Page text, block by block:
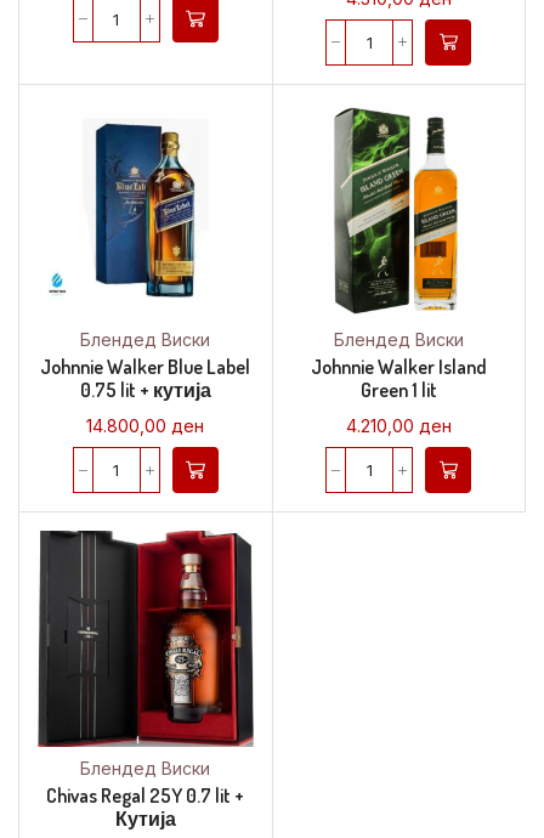
Блендед Виски
Johnnie Walker Blue Label
0.75 lit + кутија
14.800,00 ден
Блендед Виски
Johnnie Walker Island
Green 1 lit
4.210,00 ден
Блендед Виски
Chivas Regal 25Y 0.7 lit +
Кутија